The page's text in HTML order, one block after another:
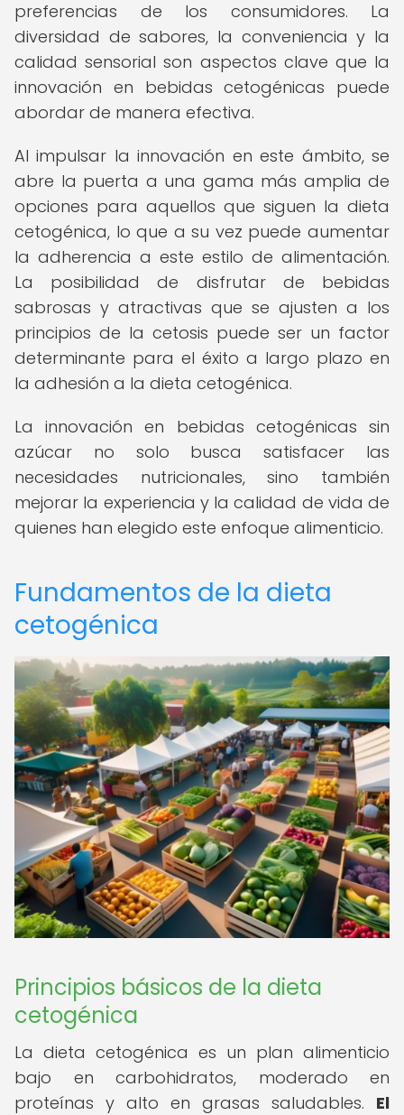
preferencias de los consumidores. La
diversidad de sabores, la conveniencia y la
calidad sensorial son aspectos clave que la
innovación en bebidas cetogénicas puede
abordar de manera efectiva.
Al impulsar la innovación en este ámbito, se
abre la puerta a una gama más amplia de
opciones para aquellos que siguen la dieta
cetogénica, lo que a su vez puede aumentar
la adherencia a este estilo de alimentación.
La posibilidad de disfrutar de bebidas
sabrosas y atractivas que se ajusten a los
principios de la cetosis puede ser un factor
determinante para el éxito a largo plazo en
la adhesión a la dieta cetogénica.
La innovación en bebidas cetogénicas sin
azúcar no solo busca satisfacer las
necesidades nutricionales, sino también
mejorar la experiencia y la calidad de vida de
quienes han elegido este enfoque alimenticio.
Fundamentos de la dieta
cetogénica
Principios básicos de la dieta
cetogénica
La dieta cetogénica es un plan alimenticio
bajo en carbohidratos, moderado en
proteínas y alto en grasas saludables. El